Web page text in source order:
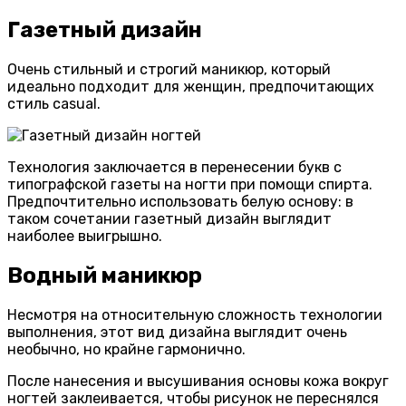
Газетный дизайн
Очень стильный и строгий маникюр, который
идеально подходит для женщин, предпочитающих
стиль casual.
Технология заключается в перенесении букв с
типографской газеты на ногти при помощи спирта.
Предпочтительно использовать белую основу: в
таком сочетании газетный дизайн выглядит
наиболее выигрышно.
Водный маникюр
Несмотря на относительную сложность технологии
выполнения, этот вид дизайна выглядит очень
необычно, но крайне гармонично.
После нанесения и высушивания основы кожа вокруг
ногтей заклеивается, чтобы рисунок не переснялся